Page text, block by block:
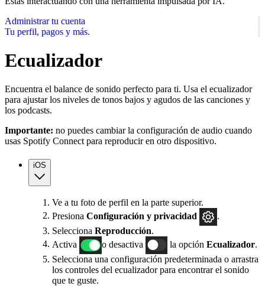
Administrar tu cuenta
Tu perfil, pagos y más.
Ecualizador
Encuentra el balance de sonido perfecto para ti. Usa el ecualizador
para ajustar los niveles de tonos bajos y agudos de las canciones y
los podcasts.
Importante: no puedes cambiar la configuración de audio cuando
usas Spotify Connect para reproducir en otro dispositivo.
iOS
Ve a tu foto de perfil en la parte superior.
Presiona Configuración y privacidad
.
Selecciona Reproducción.
Activa
o desactiva la opción Ecualizador.
Selecciona una configuración predeterminada o arrastra
los controles del ecualizador para encontrar el sonido
que te guste.